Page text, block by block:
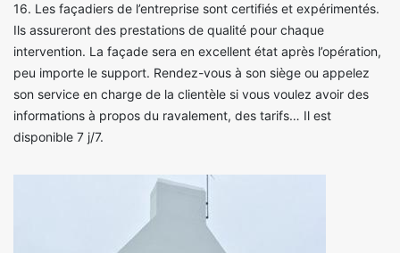
16. Les façadiers de l’entreprise sont certifiés et expérimentés.
Ils assureront des prestations de qualité pour chaque
intervention. La façade sera en excellent état après l’opération,
peu importe le support. Rendez-vous à son siège ou appelez
son service en charge de la clientèle si vous voulez avoir des
informations à propos du ravalement, des tarifs… Il est
disponible 7 j/7.